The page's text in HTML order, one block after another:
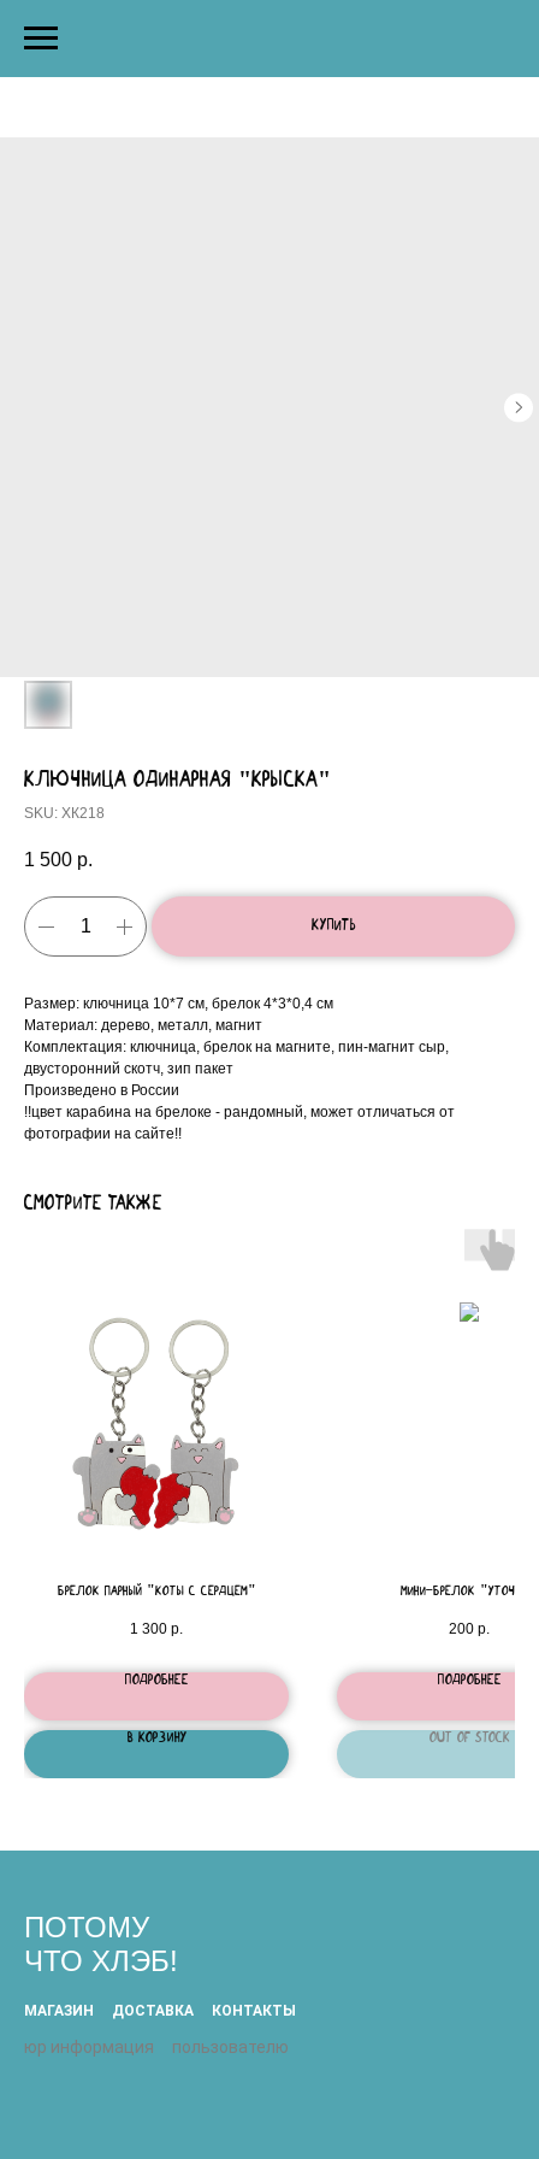
ключница одинарная "Крыска"
SKU: ХК218
1 500 р.
Купить
Размер: ключница 10*7 см, брелок 4*3*0,4 см
Материал: дерево, металл, магнит
Комплектация: ключница, брелок на магните, пин-магнит сыр,
двусторонний скотч, зип пакет
Произведено в России
!!цвет карабина на брелоке - рандомный, может отличаться от
фотографии на сайте!!
Смотрите также
БРЕЛОК парный "Коты с сердцем"
1 300 р.
Подробнее
В корзину
мини-брелок "уточка"
200 р.
Подробнее
Out of stock
ПОТОМУ
ЧТО ХЛЭБ!
МАГАЗИН ДОСТАВКА КОНТАКТЫ
юр информация пользователю